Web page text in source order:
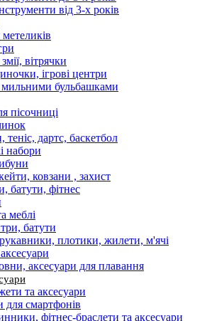
від 3-х років
вітрячки
ігрові центри
мильними бульбашками
пісочниці
теніс, дартс, баскетбол
набори
ковзани , захист
батути, фітнес
меблі
батути
плотики, жилети, м'ячі
аксесуари для плавання
та аксесуари
для смартфонів
фітнес-браслети та аксесуари